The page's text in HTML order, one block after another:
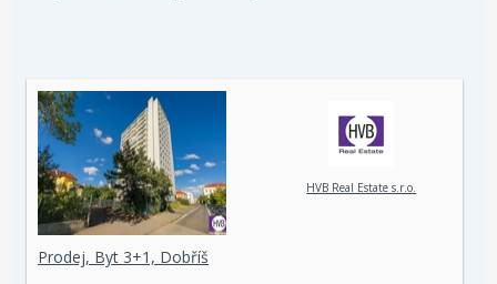
HVB Real Estate s.r.o.
Prodej, Byt 3+1, Dobříš